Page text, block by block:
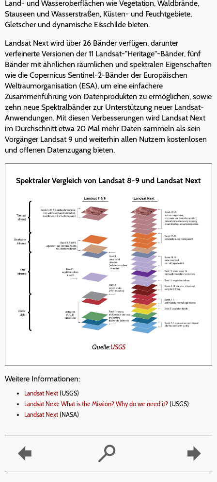
Land- und Wasseroberflächen wie Vegetation, Waldbrände,
Stauseen und Wasserstraßen, Küsten- und Feuchtgebiete,
Gletscher und dynamische Eisschilde bieten.
Landsat Next wird über 26 Bänder verfügen, darunter
verfeinerte Versionen der 11 Landsat-"Heritage"-Bänder, fünf
Bänder mit ähnlichen räumlichen und spektralen Eigenschaften
wie die Copernicus Sentinel-2-Bänder der Europäischen
Weltraumorganisation (ESA), um eine einfachere
Zusammenführung von Datenprodukten zu ermöglichen, sowie
zehn neue Spektralbänder zur Unterstützung neuer Landsat-
Anwendungen. Mit diesen Verbesserungen wird Landsat Next
im Durchschnitt etwa 20 Mal mehr Daten sammeln als sein
Vorgänger Landsat 9 und weiterhin allen Nutzern kostenlosen
und offenen Datenzugang bieten.
Spektraler Vergleich von Landsat 8-9 und Landsat Next
Quelle:USGS
Weitere Informationen:
Landsat Next(USGS)
Landsat Next: What is the Mission? Why do we need it? (USGS)
Landsat Next(NASA)